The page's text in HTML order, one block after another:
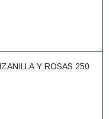
Y ROSAS 250